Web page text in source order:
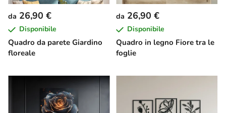
Quadro da parete Giardino
floreale
da 26,90 €
Disponibile
Quadro in legno Fiore tra le
foglie
da 26,90 €
Disponibile